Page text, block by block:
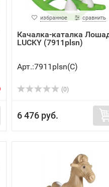
избранное сравнить
Качалка-каталка
LUCKY (7911plsn)
Арт.:7911plsn(C)
(0)
6 476 руб.